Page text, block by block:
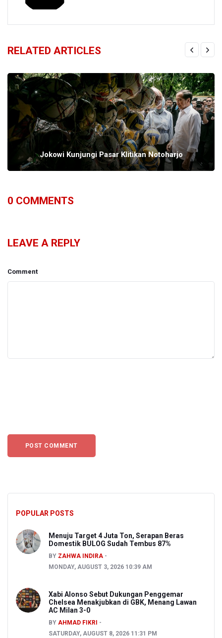
RELATED ARTICLES
Jokowi Kunjungi Pasar Klitikan Notoharjo
0 COMMENTS
LEAVE A REPLY
Comment
POPULAR POSTS
Menuju Target 4 Juta Ton, Serapan Beras
Domestik BULOG Sudah Tembus 87%
BY ZAHWA INDIRA
MONDAY, AUGUST 3, 2026 10:39 AM
Xabi Alonso Sebut Dukungan Penggemar
Chelsea Menakjubkan di GBK, Menang Lawan
AC Milan 3-0
BY AHMAD FIKRI
SATURDAY, AUGUST 8, 2026 11:31 PM